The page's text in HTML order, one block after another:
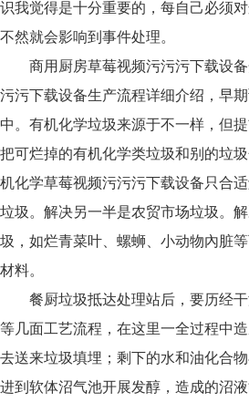
识我觉得是十分重要的，每自己必须
不然就会影响到事件处理。
商用厨房草莓视频污污污下载设
污污下载设备生产流程详细介绍，早
中。有机化学垃圾来源于不一样，但
把可烂掉的有机化学类垃圾和别的垃
机化学草莓视频污污污下载设备只合
垃圾。解决另一半是农贸市场垃圾。
圾，如烂青菜叶、螺蛳、小动物內脏
材料。
餐厨垃圾抵达处理站后，要历经
等几面工艺流程，在这里一全过程中
去送来垃圾填埋；剩下的水和油化合
进到软体沼气池开展发醇，造成的沼